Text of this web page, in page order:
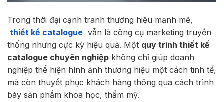
Trong thời đại cạnh tranh thương hiệu mạnh mẽ,
thiết kế catalogue vẫn là công cụ marketing truyền
thống nhưng cực kỳ hiệu quả. Một quy trình thiết kế
catalogue chuyên nghiệp không chỉ giúp doanh
nghiệp thể hiện hình ảnh thương hiệu một cách tinh tế,
mà còn thuyết phục khách hàng thông qua cách trình
bày sản phẩm khoa học, thẩm mỹ.